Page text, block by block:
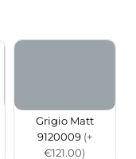
Grigio Matt
9120009 (+
€121.00)